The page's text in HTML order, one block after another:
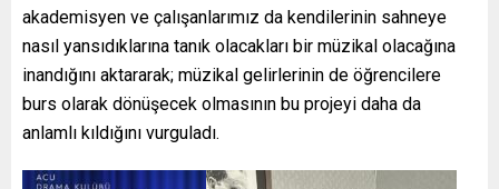
akademisyen ve çalışanlarımız da kendilerinin sahneye
nasıl yansıdıklarına tanık olacakları bir müzikal olacağına
inandığını aktararak; müzikal gelirlerinin de öğrencilere
burs olarak dönüşecek olmasının bu projeyi daha da
anlamlı kıldığını vurguladı.